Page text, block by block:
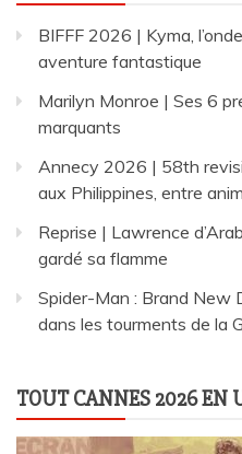
BIFFF 2026 | Kyma,
aventure fantastique
Marilyn Monroe | Ses 6
marquants
Annecy 2026 | 58th
aux Philippines, entre
Reprise | Lawrence
gardé sa flamme
Spider-Man : Brand New
dans les tourments de la
TOUT CANNES 2026 EN